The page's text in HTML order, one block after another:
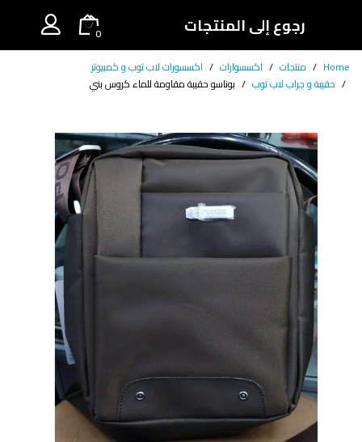
رجوع إلى المنتجات
0
Home
منتجات اكسسوارات
اكسسورات لاب توب و كمبيوتر
حقيبة و جراب لاب توب
بوناسو حقيبة مقاومة للماء كروس بني